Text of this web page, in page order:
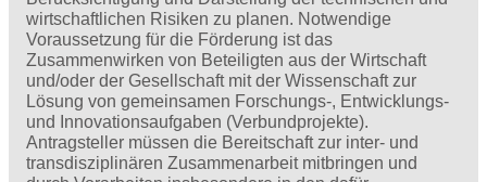
wirtschaftlichen Risiken zu planen. Notwendige
Voraussetzung für die Förderung ist das
Zusammenwirken von Beteiligten aus der Wirtschaft
und/oder der Gesellschaft mit der Wissenschaft zur
Lösung von gemeinsamen Forschungs-, Entwicklungs-
und Innovationsaufgaben (Verbundprojekte).
Antragsteller müssen die Bereitschaft zur inter- und
transdisziplinären Zusammenarbeit mitbringen und